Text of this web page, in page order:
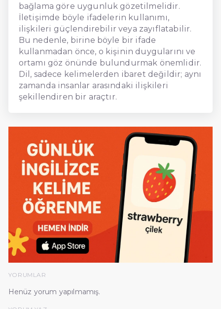
bağlama göre uygunluk gözetilmelidir.
İletişimde böyle ifadelerin kullanımı,
ilişkileri güçlendirebilir veya zayıflatabilir.
Bu nedenle, birine böyle bir ifade
kullanmadan önce, o kişinin duygularını ve
ortamı göz önünde bulundurmak önemlidir.
Dil, sadece kelimelerden ibaret değildir; aynı
zamanda insanlar arasındaki ilişkileri
şekillendiren bir araçtır.
YORUMLAR
Henüz yorum yapılmamış.